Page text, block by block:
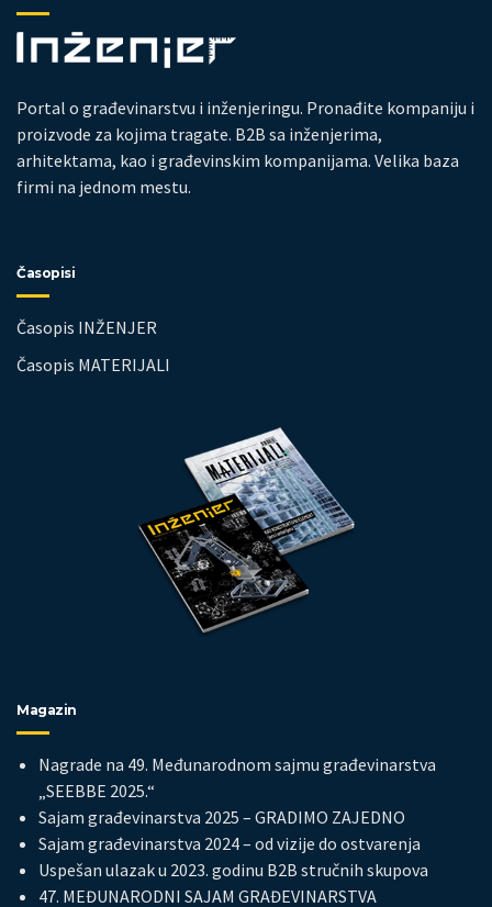
Portal o građevinarstvu i inženjeringu. Pronađite kompaniju i
proizvode za kojima tragate. B2B sa inženjerima,
arhitektama, kao i građevinskim kompanijama. Velika baza
firmi na jednom mestu.
Časopisi
Časopis INŽENJER
Časopis MATERIJALI
Magazin
Nagrade na 49. Međunarodnom sajmu građevinarstva
„SEEBBE 2025.“
Sajam građevinarstva 2025 – GRADIMO ZAJEDNO
Sajam građevinarstva 2024 – od vizije do ostvarenja
Uspešan ulazak u 2023. godinu B2B stručnih skupova
47. MEĐUNARODNI SAJAM GRAĐEVINARSTVA